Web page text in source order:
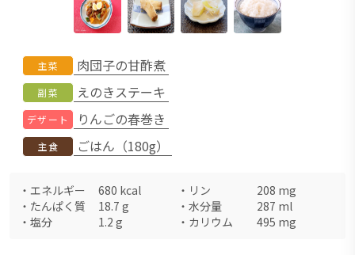
主菜 肉団子の甘酢煮
副菜 えのきステーキ
デザート りんごの春巻き
主食 ごはん（180g）
・ エネルギー 680 kcal ・ リン 208 mg
・ たんぱく質 18.7 g ・ 水分量 287 ml
・ 塩分 1.2 g ・ カリウム 495 mg